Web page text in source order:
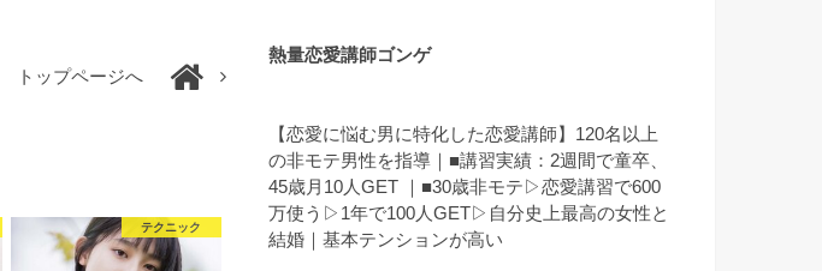
トップページへ
テクニック
熱量恋愛講師ゴンゲ
【恋愛に悩む男に特化した恋愛講師】120名以上
の非モテ男性を指導｜■講習実績：2週間で童卒、
45歳月10人GET ｜■30歳非モテ▷恋愛講習で600
万使う▷1年で100人GET▷自分史上最高の女性と
結婚｜基本テンションが高い